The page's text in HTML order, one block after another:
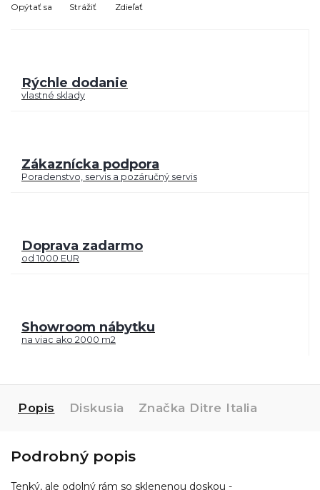
Opýtať sa Strážiť Zdieľať
Rýchle dodanie
vlastné sklady
Zákaznícka podpora
Poradenstvo, servis a pozáručný servis
Doprava zadarmo
od 1000 EUR
Showroom nábytku
na viac ako 2000 m2
Popis Diskusia Značka Ditre Italia
Podrobný popis
Tenký, ale odolný rám so sklenenou doskou -